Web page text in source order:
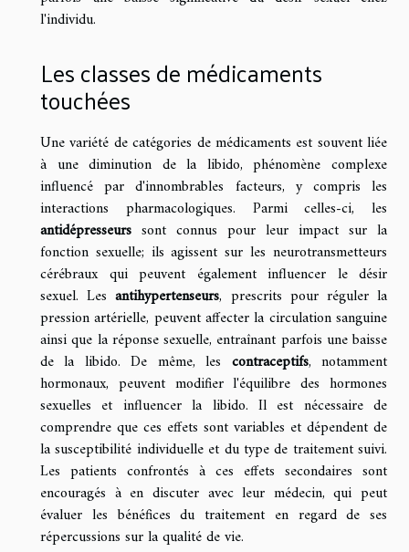
l'individu.
Les classes de médicaments
touchées
Une variété de catégories de médicaments est souvent liée
à une diminution de la libido, phénomène complexe
influencé par d'innombrables facteurs, y compris les
interactions pharmacologiques. Parmi celles-ci, les
antidépresseurs sont connus pour leur impact sur la
fonction sexuelle; ils agissent sur les neurotransmetteurs
cérébraux qui peuvent également influencer le désir
sexuel. Lesantihypertenseurs, prescrits pour réguler la
pression artérielle, peuvent affecter la circulation sanguine
ainsi que la réponse sexuelle, entraînant parfois une baisse
de la libido. De même, les contraceptifs, notamment
hormonaux, peuvent modifier l'équilibre des hormones
sexuelles et influencer la libido. Il est nécessaire de
comprendre que ces effets sont variables et dépendent de
la susceptibilité individuelle et du type de traitement suivi.
Les patients confrontés à ces effets secondaires sont
encouragés à en discuter avec leur médecin, qui peut
évaluer les bénéfices du traitement en regard de ses
répercussions sur la qualité de vie.